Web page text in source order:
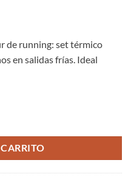
de running: set térmico
en salidas frías. Ideal